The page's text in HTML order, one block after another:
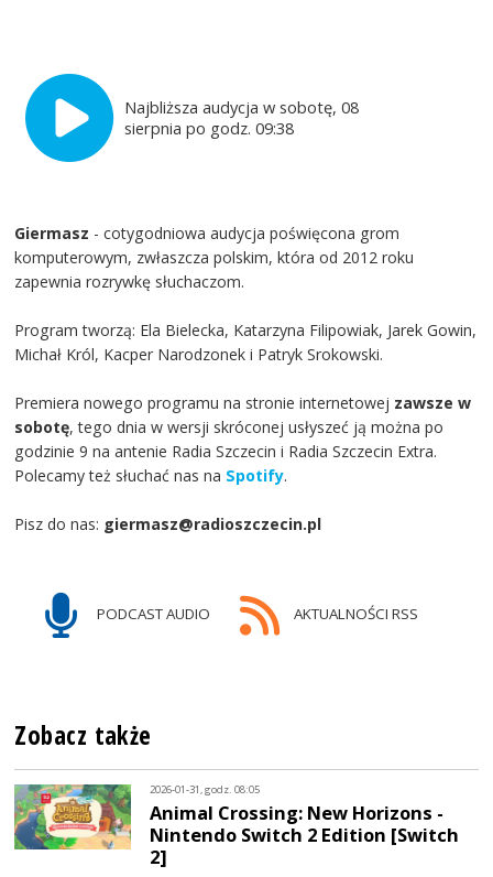
Najbliższa audycja w sobotę, 08
sierpnia po godz. 09:38
Giermasz - cotygodniowa audycja poświęcona grom
komputerowym, zwłaszcza polskim, która od 2012 roku
zapewnia rozrywkę słuchaczom.
Program tworzą: Ela Bielecka, Katarzyna Filipowiak, Jarek Gowin,
Michał Król, Kacper Narodzonek i Patryk Srokowski.
Premiera nowego programu na stronie internetowej zawsze w
sobotę, tego dnia w wersji skróconej usłyszeć ją można po
godzinie 9 na antenie Radia Szczecin i Radia Szczecin Extra.
Polecamy też słuchać nas na Spotify.
Pisz do nas: giermasz@radioszczecin.pl
PODCAST AUDIO AKTUALNOŚCI RSS
Zobacz także
2026-01-31, godz. 08:05
Animal Crossing: New Horizons -
Nintendo Switch 2 Edition [Switch
2]